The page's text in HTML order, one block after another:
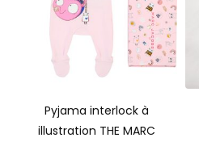
Pyjama interlock à
illustration THE MARC